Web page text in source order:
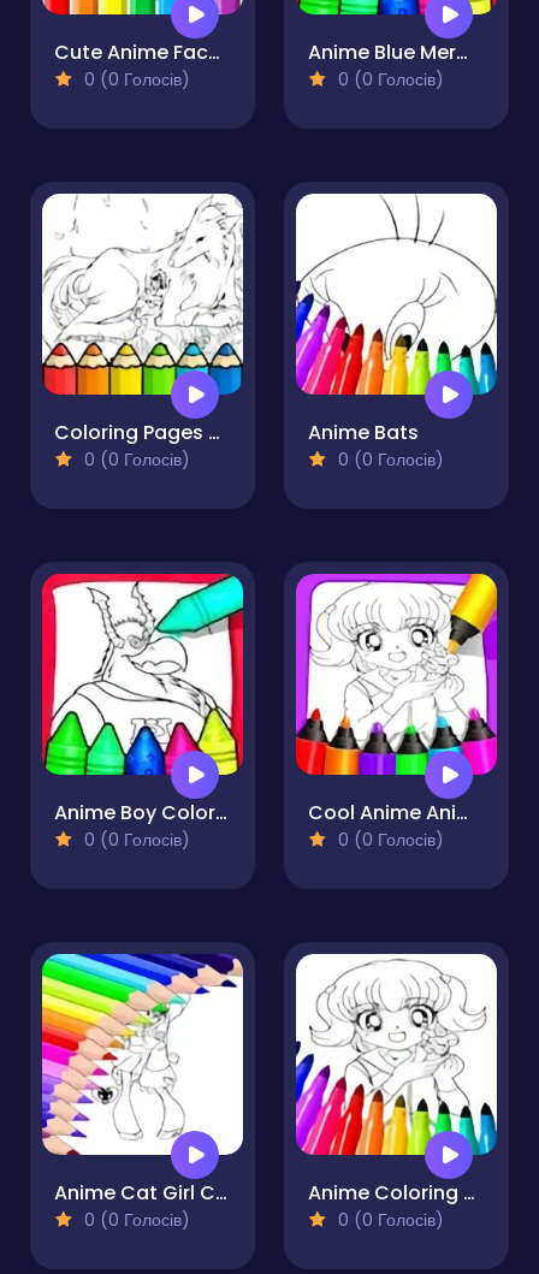
Cute Anime Face Girls Coloring Pages
0 (0 Голосів)
Anime Blue Mermaid Coloring
0 (0 Голосів)
Coloring Pages Of Anime Wolves
0 (0 Голосів)
Anime Bats
0 (0 Голосів)
Anime Boy Coloring Pages
0 (0 Голосів)
Cool Anime Animals Coloring
0 (0 Голосів)
Anime Cat Girl Coloring Pages
0 (0 Голосів)
Anime Coloring Pages For Kids
0 (0 Голосів)